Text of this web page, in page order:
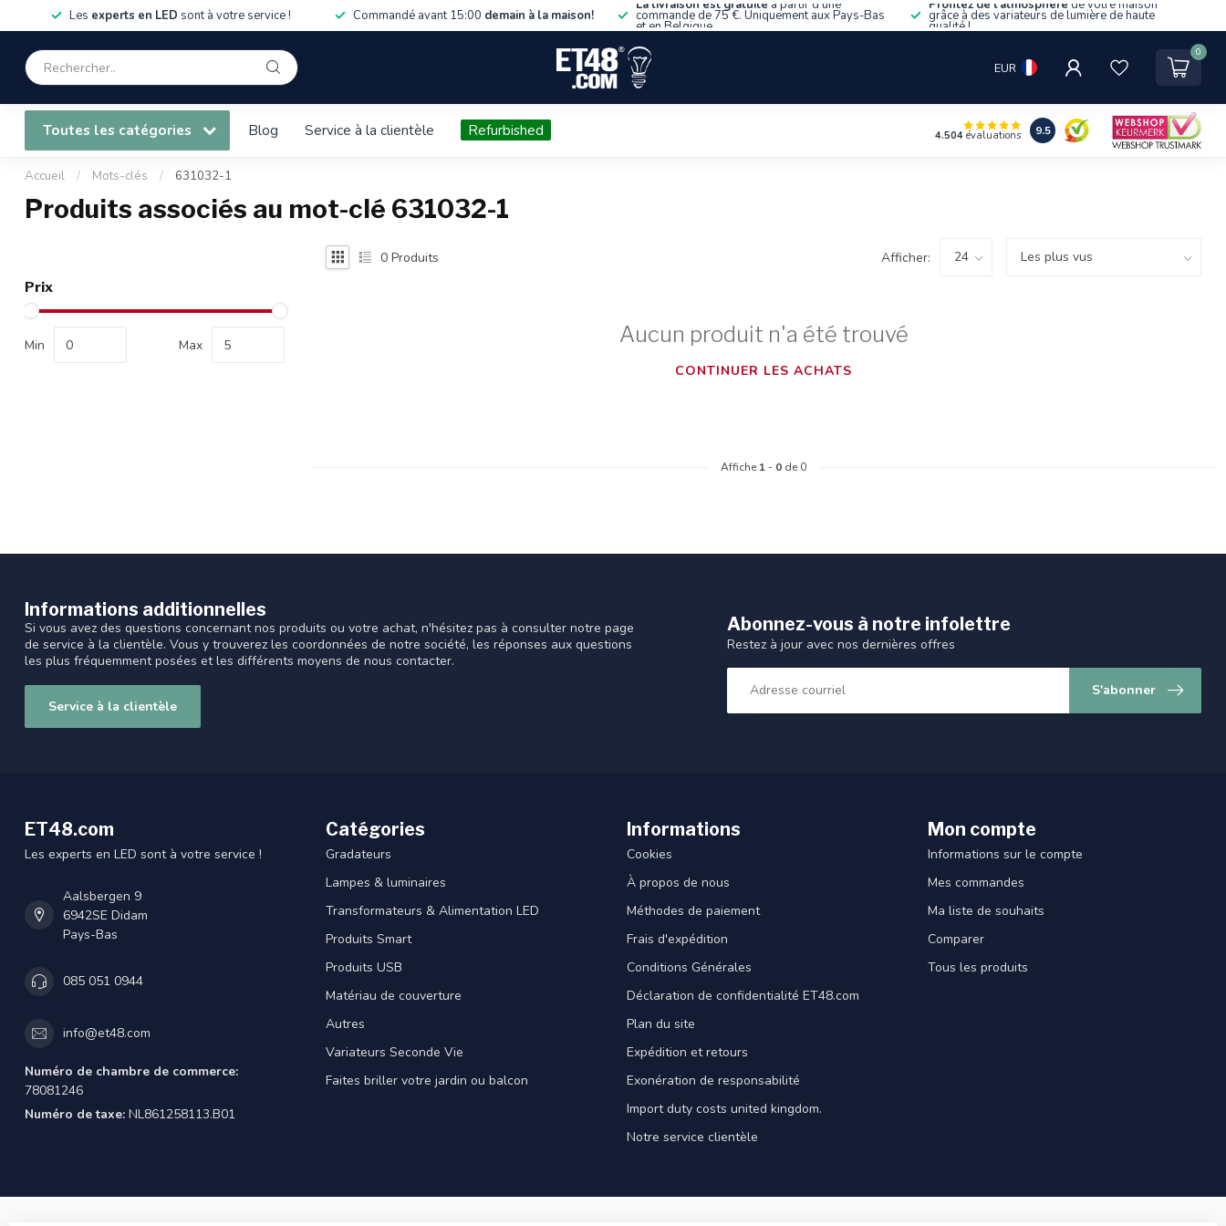
Les experts en LED sont à votre service ! Commandé avant 15:00 demain à la maison!
La livraison est gratuite à partir d'une
commande de 75 €. Uniquement aux Pays-Bas
et en Belgique.
Profitez de l'atmosphère de votre maison
grâce à des variateurs de lumière de haute
qualité !
EUR
0
Toutes les catégories Blog Service à la clientèle Refurbished 4.504 évaluations 9.5
Accueil / Mots-clés / 631032-1
Produits associés au mot-clé 631032-1
Prix
Min Max
0 Produits Afficher:
Aucun produit n'a été trouvé
CONTINUER LES ACHATS
Affiche 1 - 0 de 0
Informations additionnelles
Si vous avez des questions concernant nos produits ou votre achat, n'hésitez pas à consulter notre page
de service à la clientèle. Vous y trouverez les coordonnées de notre société, les réponses aux questions
les plus fréquemment posées et les différents moyens de nous contacter.
Service à la clientèle
Abonnez-vous à notre infolettre
Restez à jour avec nos dernières offres
S'abonner
ET48.com
Les experts en LED sont à votre service !
Aalsbergen 9
6942SE Didam
Pays-Bas
085 051 0944
info@et48.com
Numéro de chambre de commerce:
78081246
Numéro de taxe: NL861258113.B01
Catégories
Gradateurs
Lampes & luminaires
Transformateurs & Alimentation LED
Produits Smart
Produits USB
Matériau de couverture
Autres
Variateurs Seconde Vie
Faites briller votre jardin ou balcon
Informations
Cookies
À propos de nous
Méthodes de paiement
Frais d'expédition
Conditions Générales
Déclaration de confidentialité ET48.com
Plan du site
Expédition et retours
Exonération de responsabilité
Import duty costs united kingdom.
Notre service clientèle
Mon compte
Informations sur le compte
Mes commandes
Ma liste de souhaits
Comparer
Tous les produits